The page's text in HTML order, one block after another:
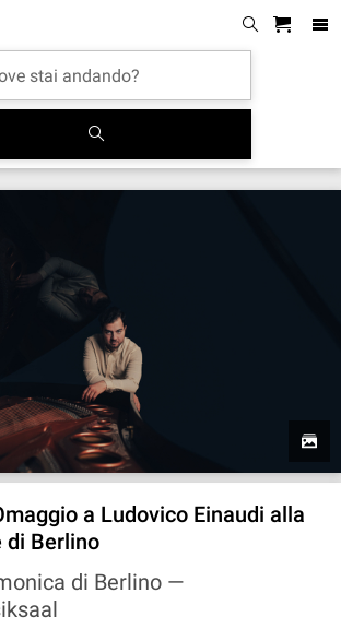
a Ludovico Einaudi alla
di Berlino
di Berlino —